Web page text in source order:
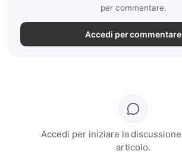
per commentare.
Accedi per commentare
Accedi per iniziare la
articolo.